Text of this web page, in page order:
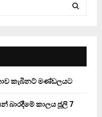
E
A
කැබිනට් මණ්ඩලයට
බාරදීමේ කාලය ජූලි 7